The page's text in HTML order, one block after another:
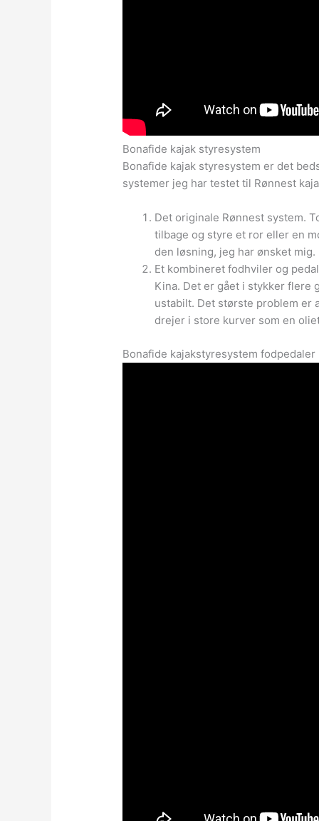
Bonafide kajak styresystem
Bonafide kajak styresystem er det
systemer jeg har testet til Rønnest
Det originale Rønnest system.
tilbage og styre et ror eller en
den løsning, jeg har ønsket mig.
Et kombineret fodhviler og
Kina. Det er gået i stykker flere
ustabilt. Det største problem er
drejer i store kurver som en
Bonafide kajakstyresystem